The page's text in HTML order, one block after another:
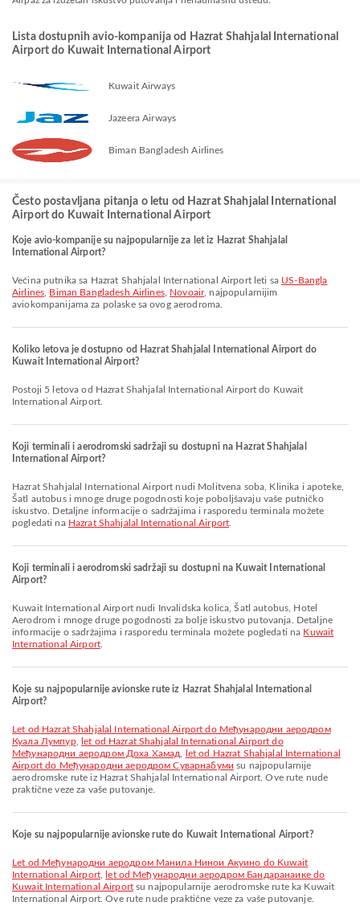
Lista dostupnih avio-kompanija od Hazrat Shahjalal International
Airport do Kuwait International Airport
Kuwait Airways
Jazeera Airways
Biman Bangladesh Airlines
Često postavljana pitanja o letu od Hazrat Shahjalal International
Airport do Kuwait International Airport
Koje avio-kompanije su najpopularnije za let iz Hazrat Shahjalal
International Airport?
Većina putnika sa Hazrat Shahjalal International Airport leti sa US-Bangla
Airlines Biman Bangladesh Airlines, Novoair, najpopularnijim
aviokompanijama za polaske sa ovog aerodroma.
Koliko letova je dostupno od Hazrat Shahjalal International Airport do
Kuwait International Airport?
Postoji 5 letova od Hazrat Shahjalal International Airport do Kuwait
International Airport.
Koji terminali i aerodromski sadržaji su dostupni na Hazrat Shahjalal
International Airport?
Hazrat Shahjalal International Airport nudi Molitvena soba, Klinika i apoteke,
Šatl autobus i mnoge druge pogodnosti koje poboljšavaju vaše putničko
iskustvo. Detaljne informacije o sadržajima i rasporedu terminala možete
pogledati na Hazrat Shahjalal International Airport
Koji terminali i aerodromski sadržaji su dostupni na Kuwait International
Airport?
Kuwait International Airport nudi Invalidska kolica, Šatl autobus, Hotel
Aerodrom i mnoge druge pogodnosti za bolje iskustvo putovanja. Detaljne
informacije o sadržajima i rasporedu terminala možete pogledati na Kuwait
International Airport.
Koje su najpopularnije avionske rute iz Hazrat Shahjalal International
Airport?
let od Hazrat Shahjalal International Airport do Међународни аеродром
Куала Лумпур,
let od Hazrat Shahjalal International Airport do
Међународни аеродром Доха Хамад
let od Hazrat Shahjalal International
Airport do Међународни аеродром Суварнабуми su najpopularnije
aerodromske rute iz Hazrat Shahjalal International Airport. Ove rute nude
praktične veze za vaše putovanje.
Koje su najpopularnije avionske rute do Kuwait International Airport?
let od Међународни аеродром Манила Нинои Акуино do Kuwait
International Airport,
let od Међународни аеродром Бандаранаике do
Kuwait International Airportsu najpopularnije aerodromske rute ka Kuwait
International Airport. Ove rute nude praktične veze za vaše putovanje.